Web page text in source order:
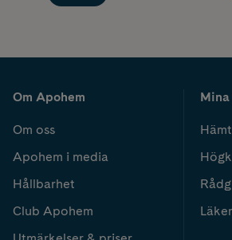
Om Apohem
Om oss
Apohem i media
Hållbarhet
Club Apohem